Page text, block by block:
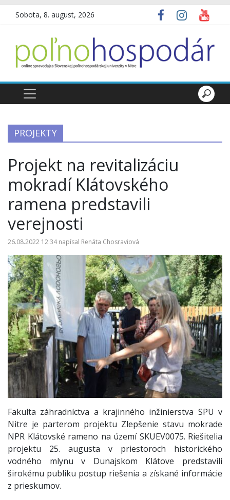
Sobota, 8. august, 2026
PROJEKTY
Projekt na revitalizáciu
mokradí Klátovského
ramena predstavili
verejnosti
26.08.2022 12:34napísal Renáta Chosraviová
Fakulta záhradníctva a krajinného inžinierstva SPU v
Nitre je parterom projektu Zlepšenie stavu mokrade
NPR Klátovské rameno na území SKUEV0075. Riešitelia
projektu 25. augusta v priestoroch historického
vodného mlynu v Dunajskom Klátove predstavili
širokému publiku postup riešenia a získané informácie
z prieskumov.